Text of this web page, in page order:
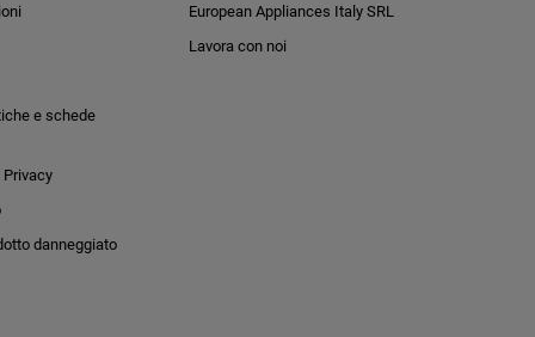
e schede
danneggiato
European Appliances Italy SRL
Lavora con noi